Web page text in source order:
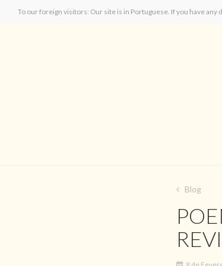
To our foreign visitors: Our site is in Portuguese. If you have
Blog